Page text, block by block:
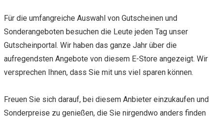
Für die umfangreiche Auswahl von Gutscheinen und
Sonderangeboten besuchen die Leute jeden Tag unser
Gutscheinportal. Wir haben das ganze Jahr über die
aufregendsten Angebote von diesem E-Store angezeigt. Wir
versprechen Ihnen, dass Sie mit uns viel sparen können.
Freuen Sie sich darauf, bei diesem Anbieter einzukaufen und
Sonderpreise zu genießen, die Sie nirgendwo anders finden